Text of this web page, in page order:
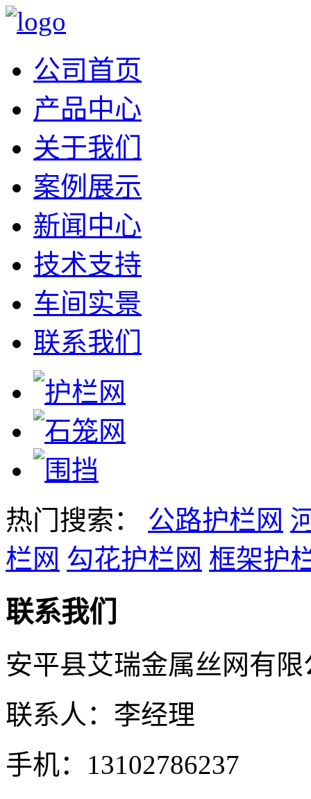
公司首页
产品中心
关于我们
案例展示
新闻中心
技术支持
车间实景
联系我们
热门搜索： 公路护栏网
栏网 勾花护栏网 框架护
联系我们
安平县艾瑞金属丝网有限
联系人：李经理
手机：13102786237